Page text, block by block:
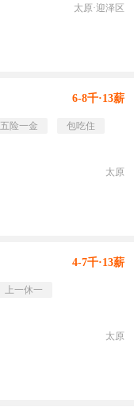
太原·迎泽区
6-8千·13薪
五险一金
包吃住
太原
4-7千·13薪
上一休一
太原